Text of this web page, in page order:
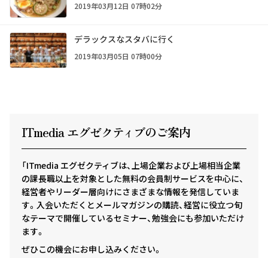
2019年03月12日 07時02分
デラックスなスタバに行く
2019年03月05日 07時00分
ITmedia エグゼクティ ブのご案内
「ITmedia エグゼクティブは、上場企業および上場相当企業
の課長職以上を対象とした無料の会員制サービスを中心に、
経営者やリーダー層向けにさまざまな情報を発信していま
す。入会いただくとメールマガジンの購読、経営に役立つ旬
なテーマで開催しているセミナー、勉強会にも参加いただけ
ます。
ぜひこの機会にお申し込みください。